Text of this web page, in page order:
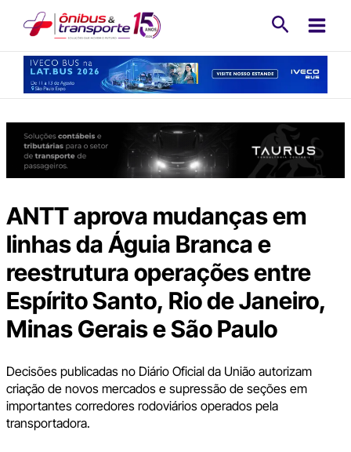
conteúdo
ANTT aprova mudanças em
linhas da Águia Branca e
reestrutura operações entre
Espírito Santo, Rio de Janeiro,
Minas Gerais e São Paulo
Decisões publicadas no Diário Oficial da União autorizam
criação de novos mercados e supressão de seções em
importantes corredores rodoviários operados pela
transportadora.